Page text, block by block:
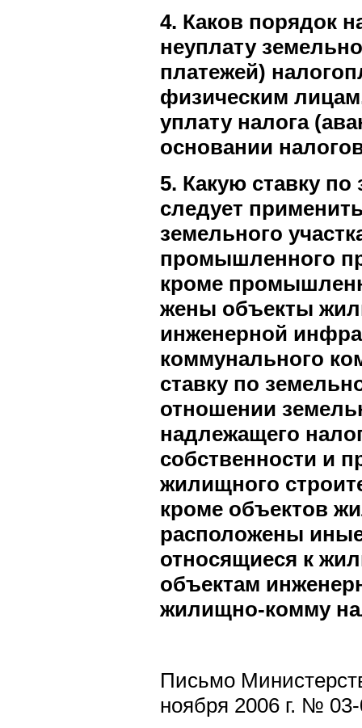
4. Каков порядок
неуплату
платежей)
физическим
уплату налога
основании
5. Какую ставку
следует
земельного
промышленного
кроме
жены объекты
инженерной
коммунального
ставку по
отношении
надлежащего
собственности и
жилищного
кроме объектов
расположены
относящиеся к
объектам
жилищно-комму
Письмо
ноября 2006 г. №